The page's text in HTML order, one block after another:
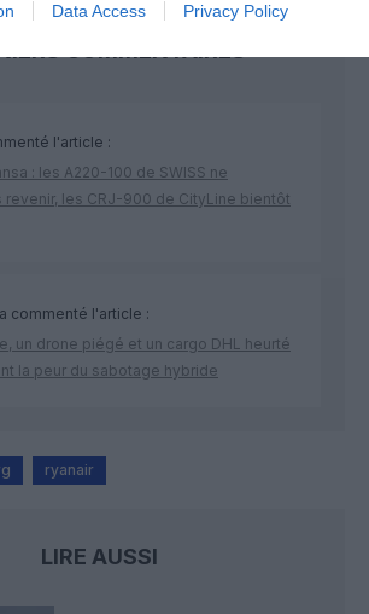
Data Access Privacy Policy
l'article :
: les A220-100 de SWISS ne
revenir, les CRJ-900 de CityLine bientôt
commenté l'article :
un drone piégé et un cargo DHL heurté
la peur du sabotage hybride
ryanair
LIRE AUSSI